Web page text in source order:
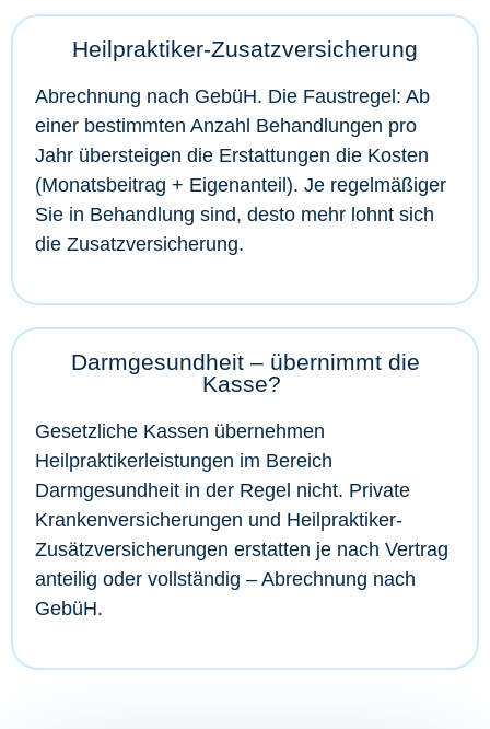
Heilpraktiker-Zusatzversicherung
Abrechnung nach GebüH. Die Faustregel: Ab
einer bestimmten Anzahl Behandlungen pro
Jahr übersteigen die Erstattungen die Kosten
(Monatsbeitrag + Eigenanteil). Je regelmäßiger
Sie in Behandlung sind, desto mehr lohnt sich
die Zusatzversicherung.
Darmgesundheit – übernimmt die
Kasse?
Gesetzliche Kassen übernehmen
Heilpraktikerleistungen im Bereich
Darmgesundheit in der Regel nicht. Private
Krankenversicherungen und Heilpraktiker-
Zusätzversicherungen erstatten je nach Vertrag
anteilig oder vollständig – Abrechnung nach
GebüH.